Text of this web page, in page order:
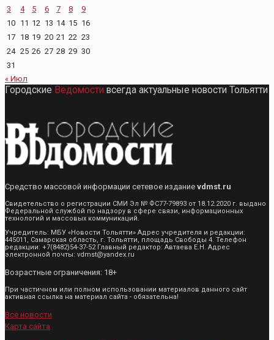
3
4 5 6 7 8
9
10 11 12 13 14 15 16
17 18 19 20 21 22 23
24 25 26 27 28 29 30
31
« Июл
Городские Ведомости всегда актуальные новости Тольятти
Средство массовой информации сетевое издание vdmst.ru
Свидетельство о регистрации СМИ Эл № ФС77-79893 от 18.12.2020 г. выдано
Федеральной службой по надзору в сфере связи, информационных
технологий и массовых коммуникаций.
Учредитель: МБУ «Новости Тольятти» Адрес учредителя и редакции:
445011, Самарская область, г. Тольятти, площадь Свободы 4. Телефон
редакции: +7(8482)54-37-52 Главный редактор: Автаева Е.Н. Адрес
электронной почты: vdmst@yandex.ru
Возрастные ограничения: 18+
При частичном или полном использовании материалов данного сайт
активная ссылка на материал сайта - обязательна!
Все новости
Карта сайта